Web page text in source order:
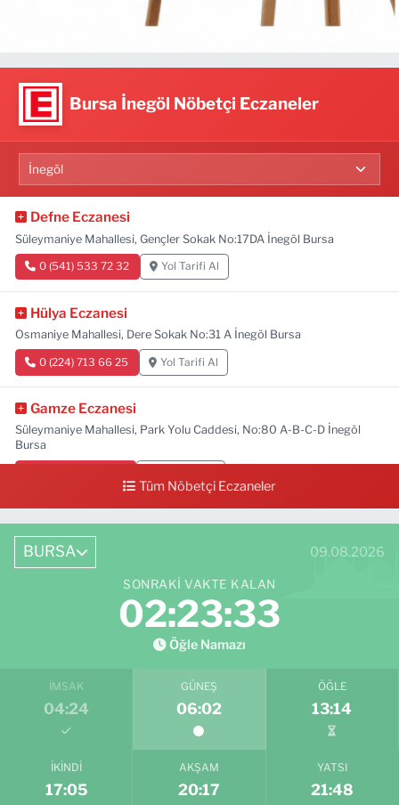
Bursa İnegöl Nöbetçi Eczaneler
Defne Eczanesi
Süleymaniye Mahallesi, Gençler Sokak No:17DA İnegöl Bursa
0 (541) 533 72 32 Yol Tarifi Al
Hülya Eczanesi
Osmaniye Mahallesi, Dere Sokak No:31 A İnegöl Bursa
0 (224) 713 66 25 Yol Tarifi Al
Gamze Eczanesi
Süleymaniye Mahallesi, Park Yolu Caddesi, No:80 A-B-C-D İnegöl
Bursa
Tüm Nöbetçi Eczaneler
BURSA 09.08.2026
SONRAKI VAKTE KALAN
02:23:32
Öğle Namazı
İMSAK
04:24
GÜNEŞ
06:02
ÖĞLE
13:14
İKINDI
17:05
AKŞAM
20:17
YATSI
21:48